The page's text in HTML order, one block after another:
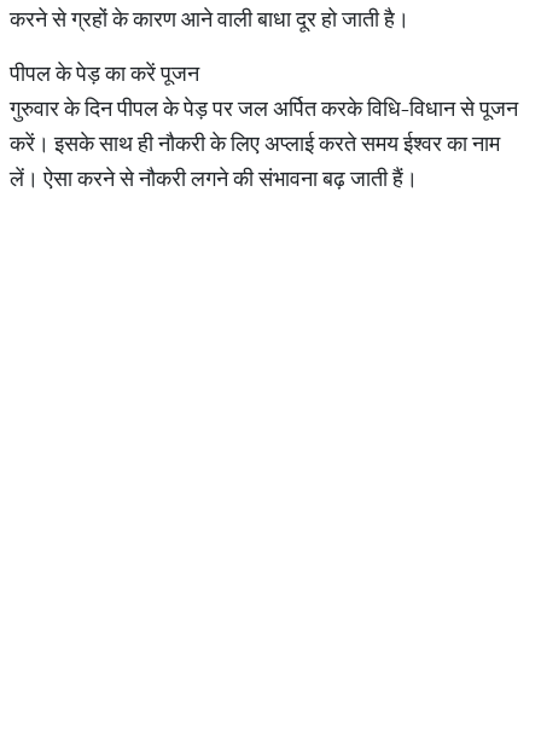
करने से ग्रहों के कारण आने वाली बाधा दूर हो जाती है।
पीपल के पेड़ का करें पूजन
गुरुवार के दिन पीपल के पेड़ पर जल अर्पित करके विधि-विधान से पूजन
करें। इसके साथ ही नौकरी के लिए अप्लाई करते समय ईश्वर का नाम
लें। ऐसा करने से नौकरी लगने की संभावना बढ़ जाती हैं।